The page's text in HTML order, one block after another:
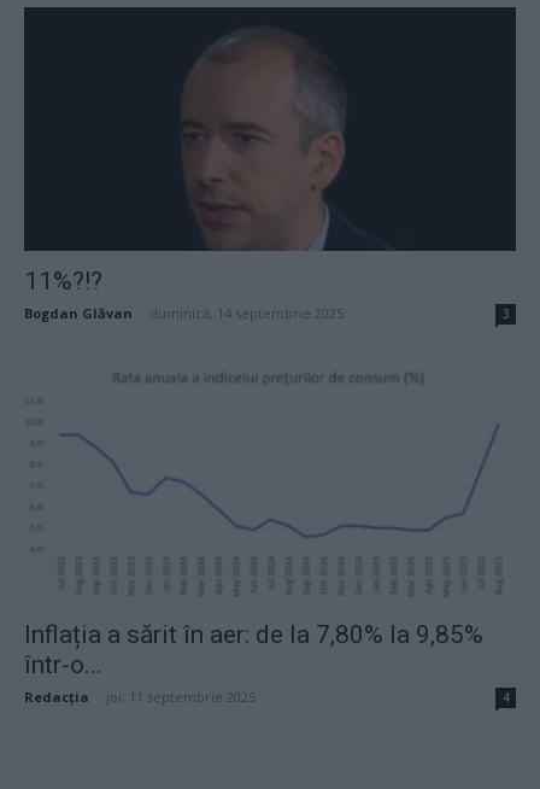
11%?!?
Bogdan Glăvan duminică, 14 septembrie 2025 3
Inflația a sărit în aer: de la 7,80% la 9,85%
într-o...
Redacţia joi, 11 septembrie 2025 4